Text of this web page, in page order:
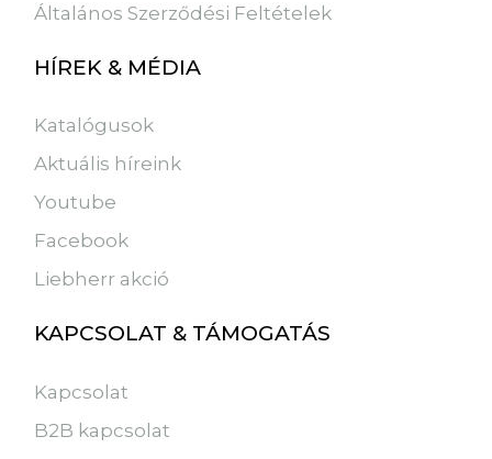
Általános Szerződési Feltételek
HÍREK & MÉDIA
Katalógusok
Aktuális híreink
Youtube
Facebook
Liebherr akció
KAPCSOLAT & TÁMOGATÁS
Kapcsolat
B2B kapcsolat